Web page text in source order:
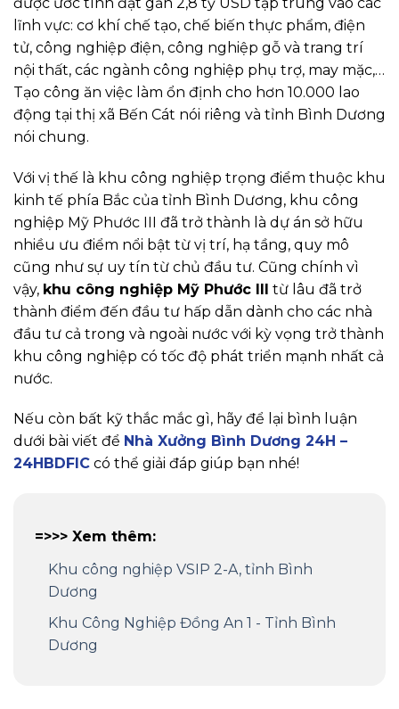
lĩnh vực: cơ khí chế tạo, chế biến thực phẩm, điện
tử, công nghiệp điện, công nghiệp gỗ và trang trí
nội thất, các ngành công nghiệp phụ trợ, may mặc,…
Tạo công ăn việc làm ổn định cho hơn 10.000 lao
động tại thị xã Bến Cát nói riêng và tỉnh Bình Dương
nói chung.
Với vị thế là khu công nghiệp trọng điểm thuộc khu
kinh tế phía Bắc của tỉnh Bình Dương, khu công
nghiệp Mỹ Phước III đã trở thành là dự án sở hữu
nhiều ưu điểm nổi bật từ vị trí, hạ tầng, quy mô
cũng như sự uy tín từ chủ đầu tư. Cũng chính vì
vậy, khu công nghiệp Mỹ Phước III từ lâu đã trở
thành điểm đến đầu tư hấp dẫn dành cho các nhà
đầu tư cả trong và ngoài nước với kỳ vọng trở thành
khu công nghiệp có tốc độ phát triển mạnh nhất cả
nước.
Nếu còn bất kỹ thắc mắc gì, hãy để lại bình luận
dưới bài viết để Nhà Xưởng Bình Dương 24H –
24HBDFIC có thể giải đáp giúp bạn nhé!
=>>> Xem thêm:
Khu công nghiệp VSIP 2-A, tỉnh Bình
Dương
Khu Công Nghiệp Đồng An 1 - Tỉnh Bình
Dương